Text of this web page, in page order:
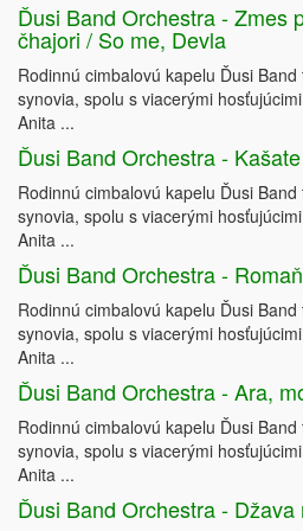
Ďusi Band Orchestra - Zmes
čhajori / So me, Devla
Rodinnú cimbalovú kapelu Ďusi
synovia, spolu s viacerými
Anita ...
Ďusi Band Orchestra -
Rodinnú cimbalovú kapelu Ďusi
synovia, spolu s viacerými
Anita ...
Ďusi Band Orchestra -
Rodinnú cimbalovú kapelu Ďusi
synovia, spolu s viacerými
Anita ...
Ďusi Band Orchestra - Ara,
Rodinnú cimbalovú kapelu Ďusi
synovia, spolu s viacerými
Anita ...
Ďusi Band Orchestra - Džava